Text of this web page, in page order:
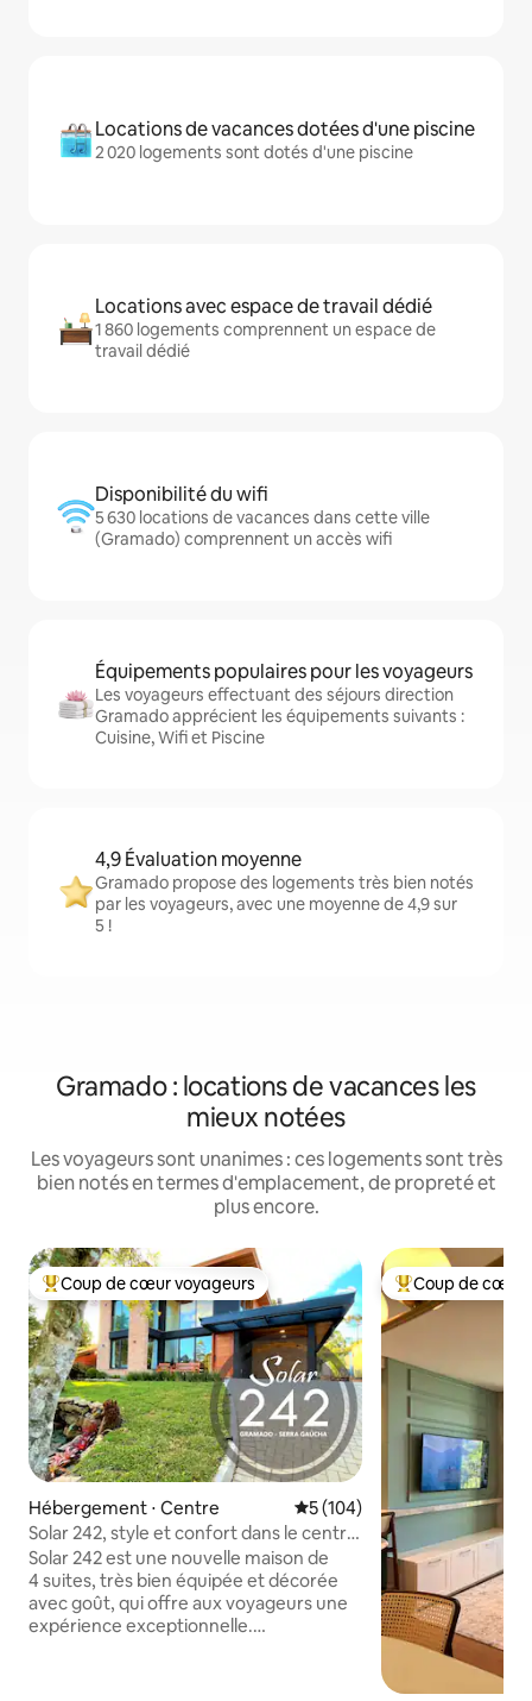
Locations de vacances dotées d'une piscine
2 020 logements sont dotés d'une piscine
Locations avec espace de travail dédié
1 860 logements comprennent un espace de
travail dédié
Disponibilité du wifi
5 630 locations de vacances dans cette ville
(Gramado) comprennent un accès wifi
Équipements populaires pour les voyageurs
Les voyageurs effectuant des séjours direction
Gramado apprécient les équipements suivants :
Cuisine, Wifi et Piscine
4,9 Évaluation moyenne
Gramado propose des logements très bien notés
par les voyageurs, avec une moyenne de 4,9 sur
5 !
Gramado : locations de vacances les
mieux notées
Les voyageurs sont unanimes : ces logements sont très
bien notés en termes d'emplacement, de propreté et
plus encore.
Coups de cœur voyageurs les plus appréciés
Coup de cœur voyageurs
Hébergement ⋅ Centre Évaluation moyenne sur la
5 (104)
Solar 242, style et confort dans le centre
de Gramado !
Solar 242 est une nouvelle maison de
4 suites, très bien équipée et décorée
avec goût, qui offre aux voyageurs une
expérience exceptionnelle.
Coups de cœur
Coup de cœur